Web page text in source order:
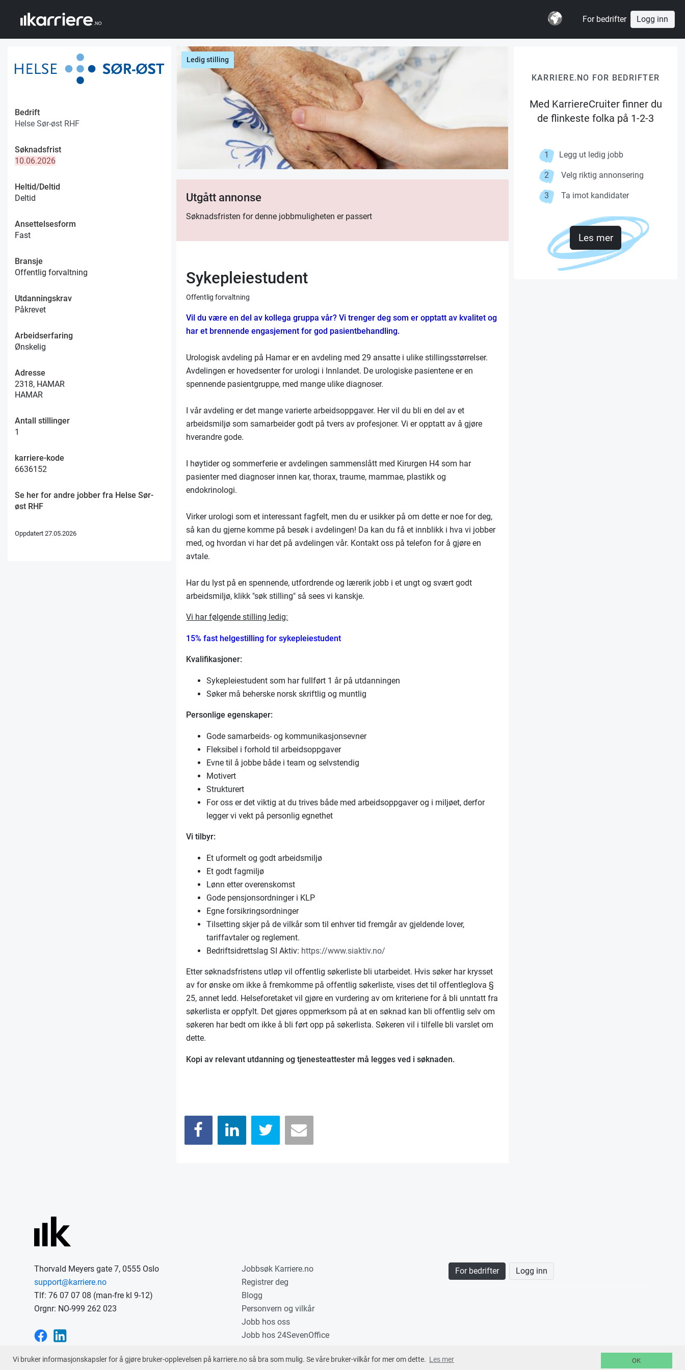
Vi bruker informasjonskapsler for å gjøre bruker-opplevelsen på karriere.no så bra som mulig. Se våre bruker-vilkår for mer om dette. Les mer OK
For bedrifter Logg inn
Bedrift
Helse Sør-øst RHF
Søknadsfrist
10.06.2026
Heltid/Deltid
Deltid
Ansettelsesform
Fast
Bransje
Offentlig forvaltning
Utdanningskrav
Påkrevet
Arbeidserfaring
Ønskelig
Adresse
2318, HAMAR
HAMAR
Antall stillinger
1
karriere-kode
6636152
Se her for andre jobber fra Helse Sør-
øst RHF
Oppdatert 27.05.2026
Ledig stilling
Utgått annonse
Søknadsfristen for denne jobbmuligheten er passert
Sykepleiestudent
Offentlig forvaltning
Vil du være en del av kollega gruppa vår? Vi trenger deg som er opptatt av kvalitet og
har et brennende engasjement for god pasientbehandling.
Urologisk avdeling på Hamar er en avdeling med 29 ansatte i ulike stillingsstørrelser.
Avdelingen er hovedsenter for urologi i Innlandet. De urologiske pasientene er en
spennende pasientgruppe, med mange ulike diagnoser.
I vår avdeling er det mange varierte arbeidsoppgaver. Her vil du bli en del av et
arbeidsmiljø som samarbeider godt på tvers av profesjoner. Vi er opptatt av å gjøre
hverandre gode.
I høytider og sommerferie er avdelingen sammenslått med Kirurgen H4 som har
pasienter med diagnoser innen kar, thorax, traume, mammae, plastikk og
endokrinologi.
Virker urologi som et interessant fagfelt, men du er usikker på om dette er noe for deg,
så kan du gjerne komme på besøk i avdelingen! Da kan du få et innblikk i hva vi jobber
med, og hvordan vi har det på avdelingen vår. Kontakt oss på telefon for å gjøre en
avtale.
Har du lyst på en spennende, utfordrende og lærerik jobb i et ungt og svært godt
arbeidsmiljø, klikk "søk stilling" så sees vi kanskje.
Vi har følgende stilling ledig:
15% fast helgestilling for sykepleiestudent
Kvalifikasjoner:
Sykepleiestudent som har fullført 1 år på utdanningen
Søker må beherske norsk skriftlig og muntlig
Personlige egenskaper:
Gode samarbeids- og kommunikasjonsevner
Fleksibel i forhold til arbeidsoppgaver
Evne til å jobbe både i team og selvstendig
Motivert
Strukturert
For oss er det viktig at du trives både med arbeidsoppgaver og i miljøet, derfor
legger vi vekt på personlig egnethet
Vi tilbyr:
Et uformelt og godt arbeidsmiljø
Et godt fagmiljø
Lønn etter overenskomst
Gode pensjonsordninger i KLP
Egne forsikringsordninger
Tilsetting skjer på de vilkår som til enhver tid fremgår av gjeldende lover,
tariffavtaler og reglement.
Bedriftsidrettslag SI Aktiv: https://www.siaktiv.no/
Etter søknadsfristens utløp vil offentlig søkerliste bli utarbeidet. Hvis søker har krysset
av for ønske om ikke å fremkomme på offentlig søkerliste, vises det til offentleglova §
25, annet ledd. Helseforetaket vil gjøre en vurdering av om kriteriene for å bli unntatt fra
søkerlista er oppfylt. Det gjøres oppmerksom på at en søknad kan bli offentlig selv om
søkeren har bedt om ikke å bli ført opp på søkerlista. Søkeren vil i tilfelle bli varslet om
dette.
Kopi av relevant utdanning og tjenesteattester må legges ved i søknaden.
KARRIERE.NO FOR BEDRIFTER
Med KarriereCruiter finner du
de flinkeste folka på 1-2-3
1 Legg ut ledig jobb
2 Velg riktig annonsering
3 Ta imot kandidater
Les mer
Thorvald Meyers gate 7, 0555 Oslo
support@karriere.no
Tlf: 76 07 07 08 (man-fre kl 9-12)
Orgnr: NO-999 262 023
Jobbsøk Karriere.no
Registrer deg
Blogg
Personvern og vilkår
Jobb hos oss
Jobb hos 24SevenOffice
For bedrifter Logg inn
En tjeneste fra © 2026Karriere.no